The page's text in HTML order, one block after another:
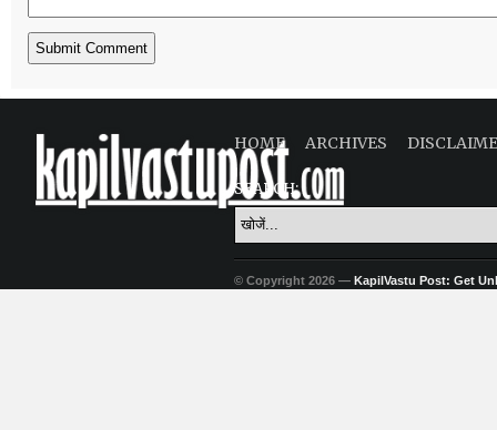
HOME ARCHIVES
SEARCH:
© Copyright 2026 — KapilVastu Post: Get